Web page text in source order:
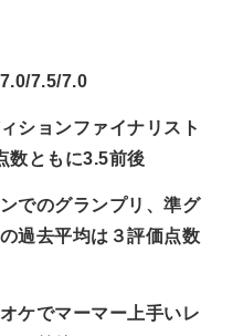
7.5/7.0
ションファイナリスト
数ともに3.5前後
でのグランプリ、準グ
過去平均は３評価点数
ケでマーマー上手いレ